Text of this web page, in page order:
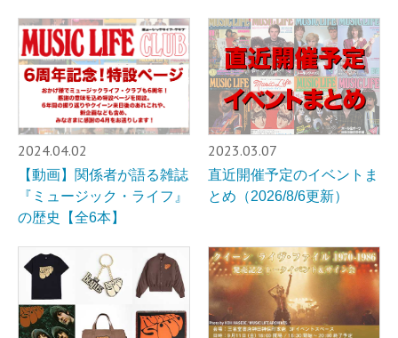
2024.04.02
【動画】関係者が語る雑誌
『ミュージック・ライフ』
の歴史【全6本】
2023.03.07
直近開催予定のイベントま
とめ（2026/8/6更新）